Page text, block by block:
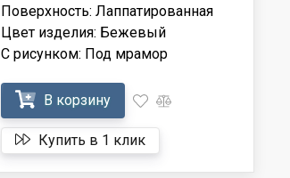
Поверхность: Лаппатированная
Цвет изделия: Бежевый
С рисунком: Под мрамор
В корзину
Купить в 1 клик